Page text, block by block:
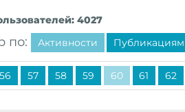
4027
по: Активности Публикациям
56 57 58 59 60 61 62